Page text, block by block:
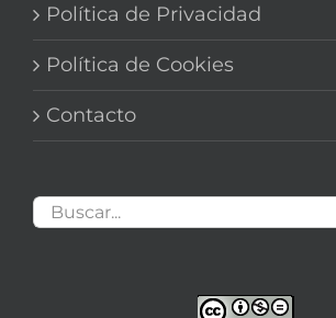
Política de Privacidad
Política de Cookies
Contacto
Buscar: